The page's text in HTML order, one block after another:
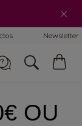
Newsletter
OU